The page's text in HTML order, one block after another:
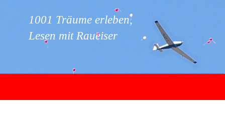
1001 Träume erleben,
Lesen mit Raueiser